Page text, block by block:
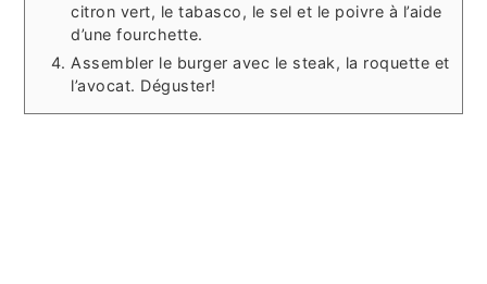
citron vert, le tabasco, le sel et le poivre à l’aide
d’une fourchette.
Assembler le burger avec le steak, la roquette et
l’avocat. Déguster!